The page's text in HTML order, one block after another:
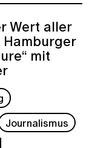
Wert aller
Hamburger
mit
Journalismus